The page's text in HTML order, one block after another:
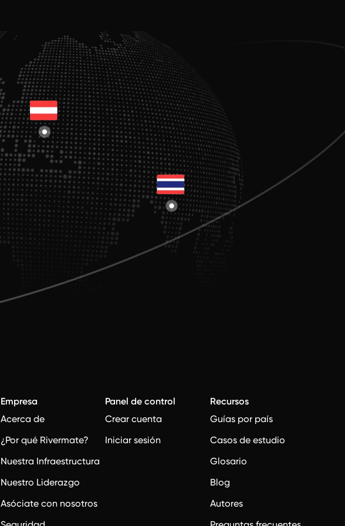
Empresa
Acerca de
¿Por qué Rivermate?
Nuestra Infraestructura
Nuestro Liderazgo
Asóciate con nosotros
Panel de control
Crear cuenta
Iniciar sesión
Recursos
Guías por país
Casos de estudio
Glosario
Blog
Autores